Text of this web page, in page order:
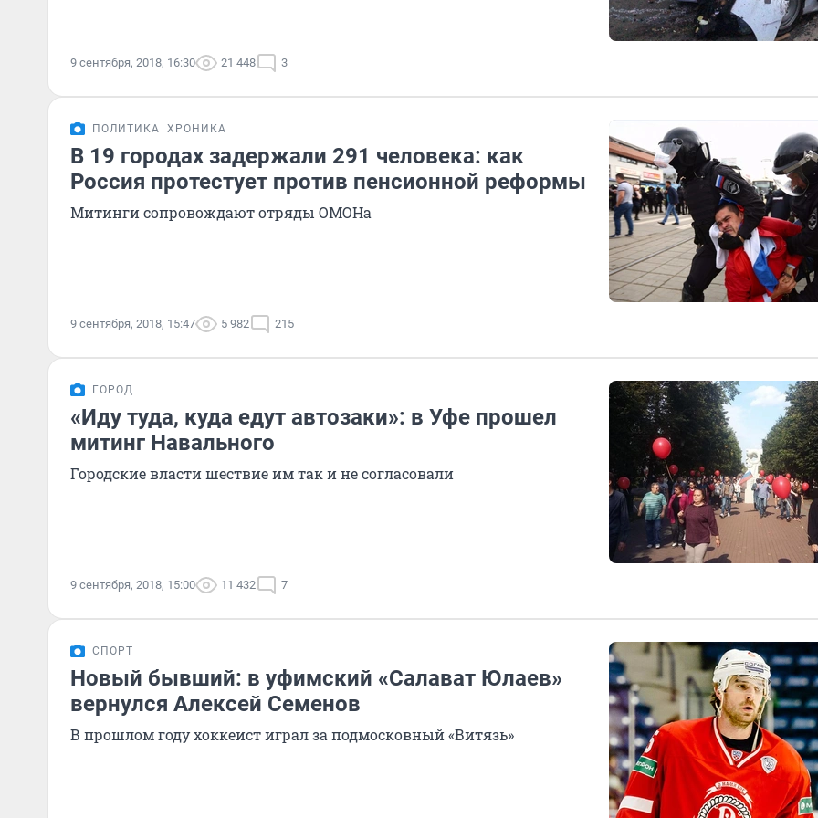
9 сентября, 2018, 16:30 21 448 3
ПОЛИТИКА ХРОНИКА
В 19 городах задержали 291 человека: как
Россия протестует против пенсионной реформы
Митинги сопровождают отряды ОМОНа
9 сентября, 2018, 15:47 5 982 215
ГОРОД
«Иду туда, куда едут автозаки»: в Уфе прошел
митинг Навального
Городские власти шествие им так и не согласовали
9 сентября, 2018, 15:00 11 432 7
СПОРТ
Новый бывший: в уфимский «Салават Юлаев»
вернулся Алексей Семенов
В прошлом году хоккеист играл за подмосковный «Витязь»